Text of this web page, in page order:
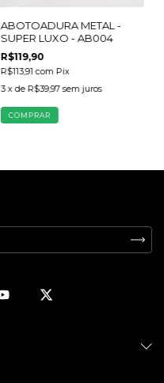
ABOTOADURA METAL -
SUPER LUXO - AB004
R$119,90
R$113,91com Pix
3 x de R$39,97 sem juros